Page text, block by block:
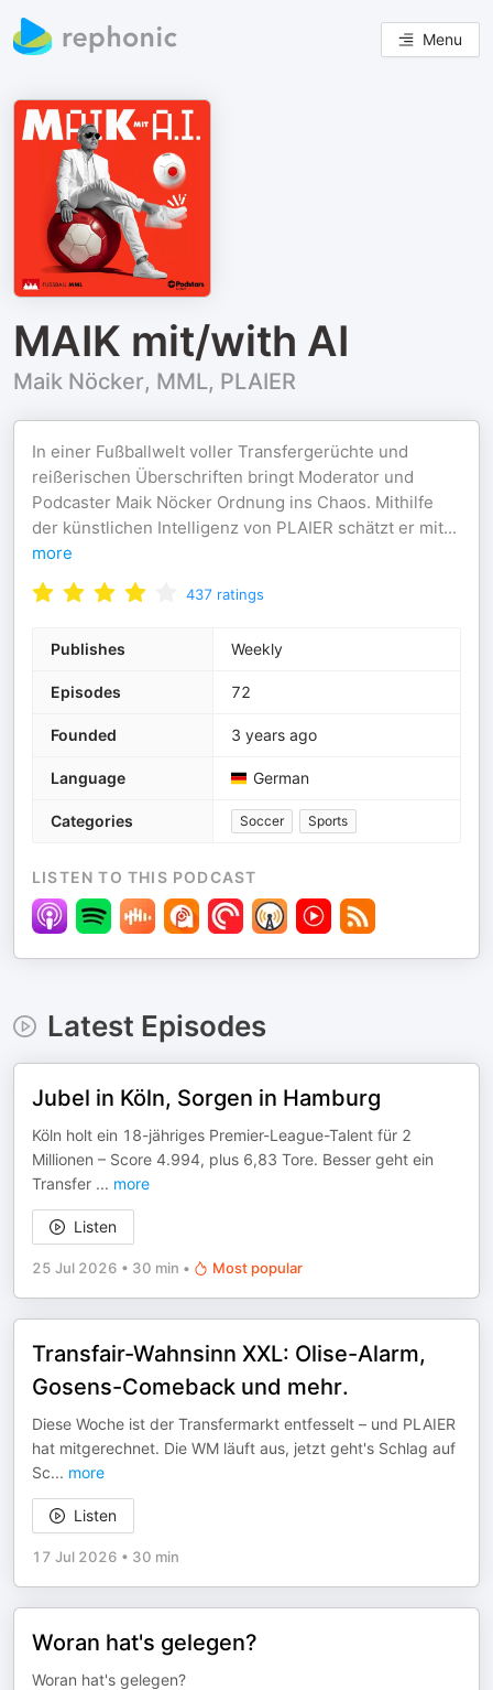
Menu
MAIK mit/with AI
Maik Nöcker, MML, PLAIER
In einer Fußballwelt voller Transfergerüchte und
reißerischen Überschriften bringt Moderator und
Podcaster Maik Nöcker Ordnung ins Chaos. Mithilfe
der künstlichen Intelligenz von PLAIER schätzt er mit...
more
437 ratings
Publishes Weekly
Episodes 72
Founded 3 years ago
Language German
Categories Soccer Sports
LISTEN TO THIS PODCAST
Latest Episodes
Jubel in Köln, Sorgen in Hamburg
Köln holt ein 18-jähriges Premier-League-Talent für 2
Millionen – Score 4.994, plus 6,83 Tore. Besser geht ein
Transfer ... more
Listen
25 Jul 2026 • 30 min • Most popular
Transfair-Wahnsinn XXL: Olise-Alarm,
Gosens-Comeback und mehr.
Diese Woche ist der Transfermarkt entfesselt – und PLAIER
hat mitgerechnet. Die WM läuft aus, jetzt geht's Schlag auf
Sc... more
Listen
17 Jul 2026 • 30 min
Woran hat's gelegen?
Woran hat's gelegen?